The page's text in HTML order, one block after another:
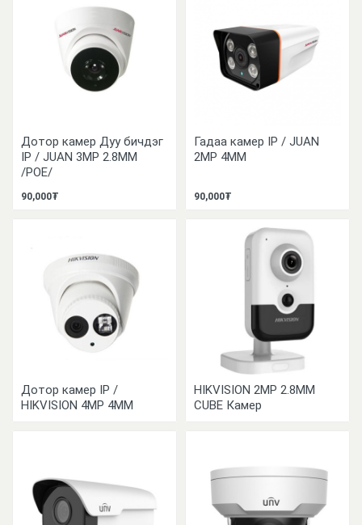
Дотор камер Дуу бичдэг
IP / JUAN 3MP 2.8MM
/POE/
90,000₮
Гадаа камер IP / JUAN
2MP 4MM
90,000₮
Дотор камер IP /
HIKVISION 4MP 4MM
HIKVISION 2MP 2.8MM
CUBE Камер